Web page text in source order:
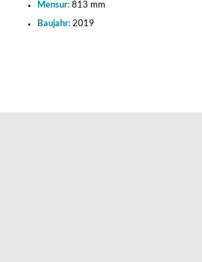
Mensur:813 mm
Baujahr: 2019